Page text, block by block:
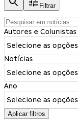
Filtrar
Autores e Colunistas
Selecione as opções
Notícias
Selecione as opções
Ano
Selecione as opções
Aplicar filtros